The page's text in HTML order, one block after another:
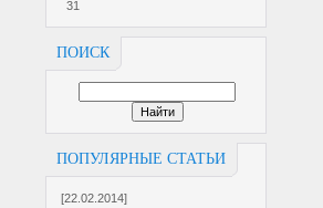
31
ПОИСК
ПОПУЛЯРНЫЕ СТАТЬИ
[22.02.2014]